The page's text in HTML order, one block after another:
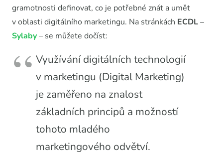
gramotnosti definovat, co je potřebné znát a umět
v oblasti digitálního marketingu. Na stránkách ECDL –
Sylaby– se můžete dočíst:
Využívání digitálních technologií
v marketingu (Digital Marketing)
je zaměřeno na znalost
základních principů a možností
tohoto mladého
marketingového odvětví.